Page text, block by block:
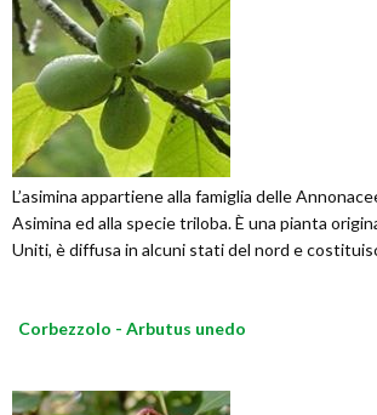
L’asimina appartiene alla famiglia delle
Asimina ed alla specie triloba. È una pianta
Uniti, è diffusa in alcuni stati del nord e
Corbezzolo - Arbutus unedo